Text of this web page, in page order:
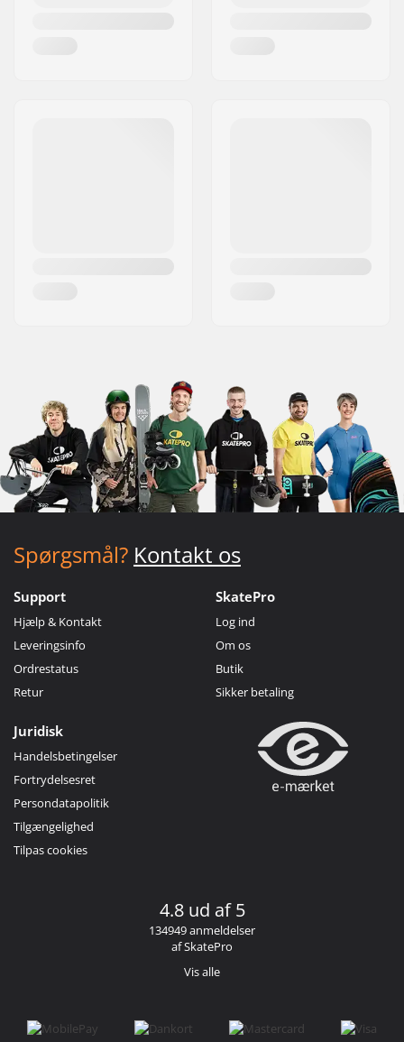
Spørgsmål? Kontakt os
Support
Hjælp & Kontakt
Leveringsinfo
Ordrestatus
Retur
SkatePro
Log ind
Om os
Butik
Sikker betaling
Juridisk
Handelsbetingelser
Fortrydelsesret
Persondatapolitik
Tilgængelighed
Tilpas cookies
4.8 ud af 5
134949 anmeldelser
af SkatePro
Vis alle